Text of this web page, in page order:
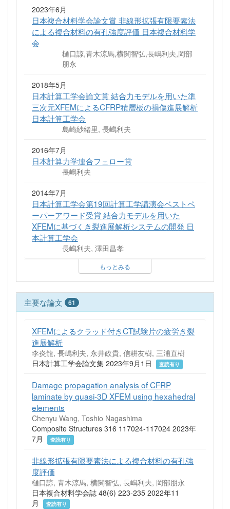
2023年6月
日本複合材料学会論文賞 非線形拡張有限要素法
による複合材料の有孔強度評価 日本複合材料学
会
樋口諒,青木涼馬,横関智弘,長嶋利夫,岡部
朋永
2018年5月
日本計算工学会論文賞 結合力モデルを用いた準
三次元XFEMによるCFRP積層板の損傷進展解析
日本計算工学会
島崎紗緒里, 長嶋利夫
2016年7月
日本計算力学連合フェロー賞
長嶋利夫
2014年7月
日本計算工学会第19回計算工学講演会ベストペ
ーパーアワード受賞 結合力モデルを用いた
XFEMに基づくき裂進展解析システムの開発 日
本計算工学会
長嶋利夫, 澤田昌孝
もっとみる
主要な論文 61
XFEMによるクラッド付きCT試験片の疲労き裂
進展解析
李炎龍, 長嶋利夫, 永井政貴, 信耕友樹, 三浦直樹
日本計算工学会論文集 2023年9月1日
査読有り
Damage propagation analysis of CFRP
laminate by quasi-3D XFEM using hexahedral
elements
Chenyu Wang, Toshio Nagashima
Composite Structures 316 117024-117024 2023年
7月
査読有り
非線形拡張有限要素法による複合材料の有孔強
度評価
樋口諒, 青木涼馬, 横関智弘, 長嶋利夫, 岡部朋永
日本複合材料学会誌 48(6) 223-235 2022年11
月
査読有り